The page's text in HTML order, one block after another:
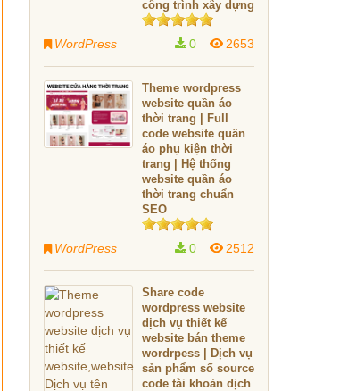
công trình xây dựng
WordPress 2653
0
Theme wordpress
website quần áo
thời trang | Full
code website quần
áo phụ kiện thời
trang | Hệ thống
website quần áo
thời trang chuẩn
SEO
WordPress 2512
0
Share code
wordpress website
dịch vụ thiết kế
website bán theme
wordrpess | Dịch vụ
sản phẩm số source
code tài khoản dịch